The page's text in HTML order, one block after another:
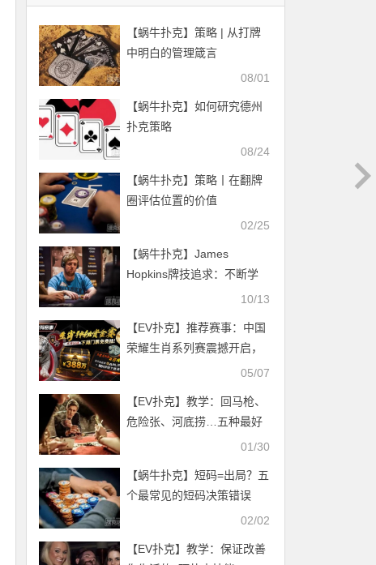
【蜗牛扑克】策略 | 从打牌
中明白的管理箴言
08/01
【蜗牛扑克】如何研究德州
扑克策略
08/24
【蜗牛扑克】策略丨在翻牌
圈评估位置的价值
02/25
【蜗牛扑克】James
Hopkins牌技追求：不断学
10/13
【EV扑克】推荐赛事：中国
荣耀生肖系列赛震撼开启，
门票免费抽，打造专属国人
05/07
【EV扑克】教学：回马枪、
危险张、河底捞…五种最好
01/30
【蜗牛扑克】短码=出局？五
个最常见的短码决策错误
02/02
【EV扑克】教学：保证改善